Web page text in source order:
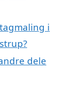
i
dele